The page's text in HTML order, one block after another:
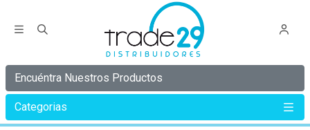
Encuéntra Nuestros Productos
Categorias
Inicio MCYCLE GUANTE CORTO MS004 NEGRO TALLA M